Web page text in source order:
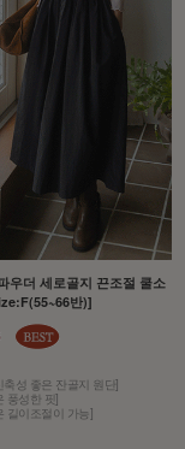
우더 세로골지 끈조절 쿨소
반)]
축성 좋은 잔골지 원단]
풍성한 핏]
길이조절이 가능]